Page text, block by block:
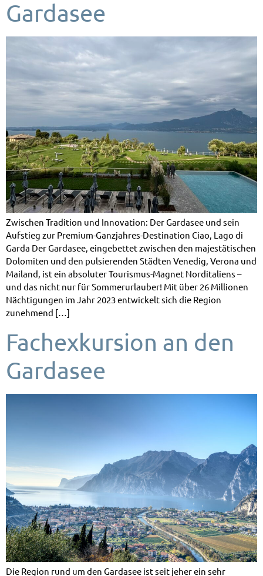
Gardasee
Zwischen Tradition und Innovation: Der Gardasee und sein
Aufstieg zur Premium-Ganzjahres-Destination Ciao, Lago di
Garda Der Gardasee, eingebettet zwischen den majestätischen
Dolomiten und den pulsierenden Städten Venedig, Verona und
Mailand, ist ein absoluter Tourismus-Magnet Norditaliens –
und das nicht nur für Sommerurlauber! Mit über 26 Millionen
Nächtigungen im Jahr 2023 entwickelt sich die Region
zunehmend […]
Fachexkursion an den
Gardasee
Die Region rund um den Gardasee ist seit jeher ein sehr